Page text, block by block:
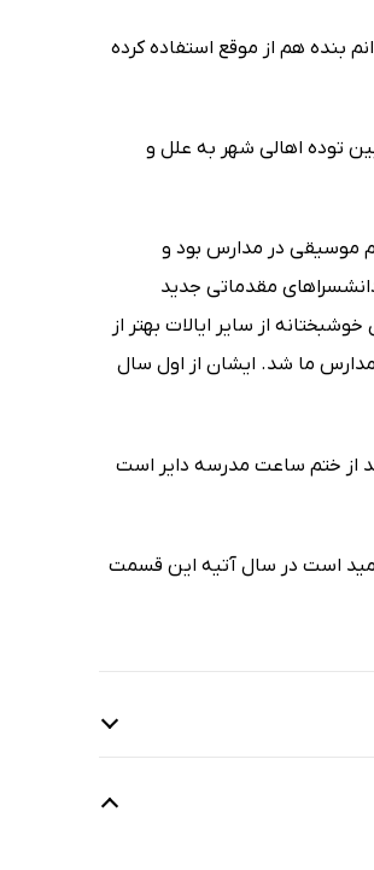
هم از موقع استفاده کرده
توده اهالی شهر به علل و
تعمیم موسیقی در مدارس بود و
مقدماتی جدید
از سایر ایالات بهتر از
ما شد. ایشان از اول سال
از ختم ساعت مدرسه دایر است
است در سال آتیه این قسمت